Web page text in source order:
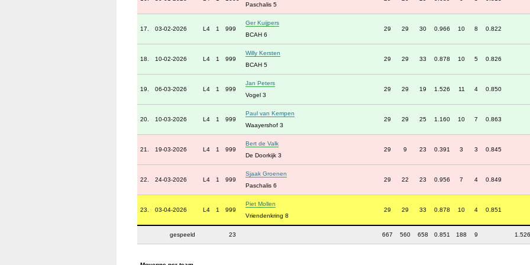
Paschalis 5
17. 03-02-2026 L4 1 999
Ger Kuijpers
BCAH 6
29 29 30 0.966 10 8 0.822
18. 10-02-2026 L4 1 999
Willy Kersten
BCAH 5
29 29 33 0.878 10 5 0.826
19. 06-03-2026 L4 1 999
Jan Peters
Vogel 3
29 29 19 1.526 11 4 0.850
20. 10-03-2026 L4 1 999
Paul van Kempen
Waayershof 3
29 29 25 1.160 10 7 0.863
21. 19-03-2026 L4 1 999
Bert de Valk
De Doorkijk 3
29 9 23 0.391 3 3 0.845
22. 24-03-2026 L4 1 999
Sjaak Groenen
Paschalis 6
29 22 23 0.956 7 4 0.849
23. 03-04-2026 L4 1 999
Piet Mollen
Vriendenkring 8
29 29 33 0.878 10 4 0.851
gespeeld 23 667 560 658 0.851 188 9 1.526